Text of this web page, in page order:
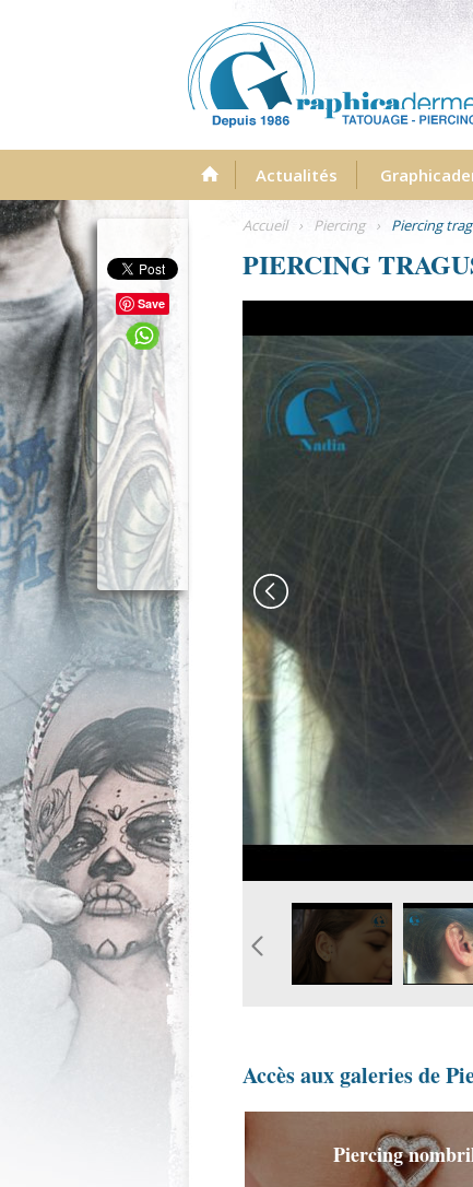
Menu Actualités
Save
Accueil › Piercing › Piercing
PIERCING
idee-piercing-surface-
image-
Accès aux galeries de
Piercing